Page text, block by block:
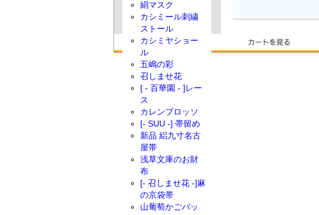
絹マスク
カシミール刺繍
ストール
カシミヤショー
ル
五嶋の彩
召しませ花
[ - 百華園 - ]レー
ス
カレンブロッソ
[- SUU -] 帯留め
新品 絽九寸名古
屋帯
浅草文庫のお財
布
[- 召しませ花 -]麻
の京袋帯
山葡萄かごバッ